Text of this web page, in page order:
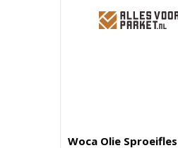
Woca Olie Sproeifles